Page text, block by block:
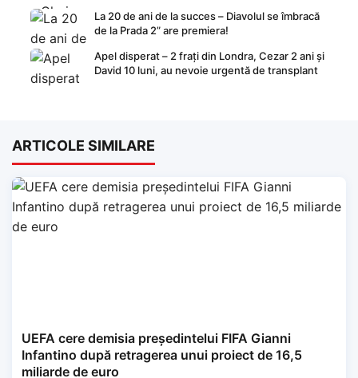
La 20 de ani de la succes – Diavolul se îmbracă
de la Prada 2” are premiera!
Apel disperat – 2 frați din Londra, Cezar 2 ani și
David 10 luni, au nevoie urgentă de transplant
ARTICOLE SIMILARE
UEFA cere demisia președintelui FIFA Gianni
Infantino după retragerea unui proiect de 16,5
miliarde de euro